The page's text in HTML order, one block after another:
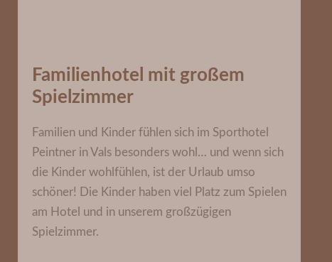
Familienhotel mit großem
Spielzimmer
Familien und Kinder fühlen sich im Sporthotel
Peintner in Vals besonders wohl… und wenn sich
die Kinder wohlfühlen, ist der Urlaub umso
schöner! Die Kinder haben viel Platz zum Spielen
am Hotel und in unserem großzügigen
Spielzimmer.